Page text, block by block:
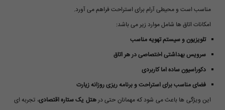
مناسب است و محیطی آرام برای استراحت فراهم می آورد.
امکانات اتاق ها شامل موارد زیر می باشد:
تلویزیون و سیستم تهویه مناسب
سرویس بهداشتی اختصاصی در هر اتاق
دکوراسیون ساده اما کاربردی
فضای مناسب برای استراحت و برنامه ریزی روزانه زیارت
این ویژگی ها باعث می شود که مهمانان حتی درهتل یک ستاره اقتصادی، تجربه ای